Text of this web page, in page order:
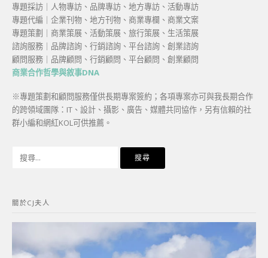
專題採訪｜人物專訪、品牌專訪、地方專訪、活動專訪
專題代編｜企業刊物、地方刊物、商業專欄、商業文案
專題策劃｜商業策展、活動策展、旅行策展、生活策展
諮詢服務｜品牌諮詢、行銷諮詢、平台諮詢、創業諮詢
顧問服務｜品牌顧問、行銷顧問、平台顧問、創業顧問
商業合作哲學與敘事DNA
※專題策劃和顧問服務僅供長期專案簽約；各項專案亦可與我長期合作
的跨領域團隊：IT、設計、攝影、廣告、媒體共同協作，另有信賴的社
群小編和網紅KOL可供推薦。
字:
關於CJ夫人